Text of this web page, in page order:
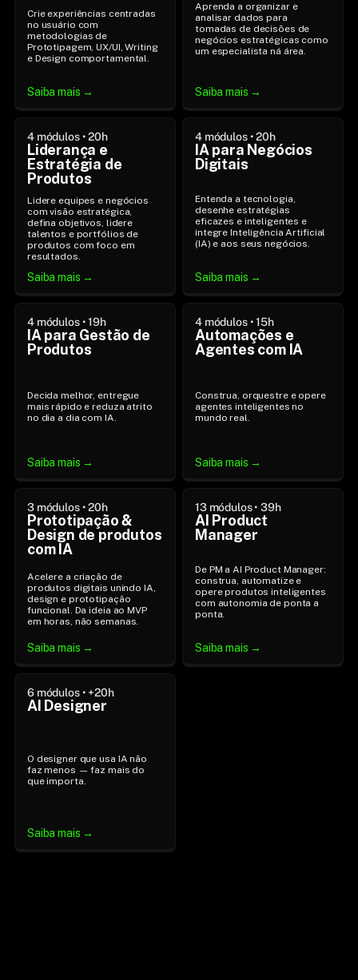
Crie experiências centradas
no usuário com
metodologias de
Prototipagem, UX/UI, Writing
e Design comportamental.
Saiba mais →
Aprenda a organizar e
analisar dados para
tomadas de decisões de
negócios estratégicas como
um especialista ná área.
Saiba mais →
Liderança e
Estratégia de
Produtos
Lidere equipes e negócios
com visão estratégica,
defina objetivos, lidere
talentos e portfólios de
produtos com foco em
resultados.
4 módulos • 20h
Saiba mais →
IA para Negócios
Digitais
Entenda a tecnologia,
desenhe estratégias
eficazes e inteligentes e
integre Inteligência Artificial
(IA) e aos seus negócios.
4 módulos • 20h
Saiba mais →
IA para Gestão de
Produtos
Decida melhor, entregue
mais rápido e reduza atrito
no dia a dia com IA.
4 módulos • 19h
Saiba mais →
Automações e
Agentes com IA
Construa, orquestre e opere
agentes inteligentes no
mundo real.
4 módulos • 15h
Saiba mais →
Prototipação &
Design de produtos
com IA
Acelere a criação de
produtos digitais unindo IA,
design e prototipação
funcional. Da ideia ao MVP
em horas, não semanas.
3 módulos • 20h
Saiba mais →
AI Product
Manager
De PM a AI Product Manager:
construa, automatize e
opere produtos inteligentes
com autonomia de ponta a
ponta.
13 módulos • 39h
Saiba mais →
AI Designer
O designer que usa IA não
faz menos — faz mais do
que importa.
6 módulos • +20h
Saiba mais →